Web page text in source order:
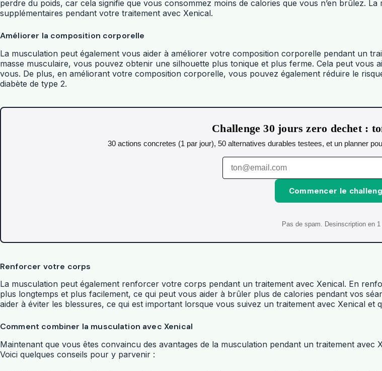
perdre du poids, car cela signifie que vous consommez moins de calories que vous n’en brûlez.
supplémentaires pendant votre traitement avec Xenical.
Améliorer la composition corporelle
La musculation peut également vous aider à améliorer votre composition corporelle pendant un
masse musculaire, vous pouvez obtenir une silhouette plus tonique et plus ferme. Cela peut
vous. De plus, en améliorant votre composition corporelle, vous pouvez également réduire le
diabète de type 2.
Challenge 30 jours zero dechet :
30 actions concretes (1 par jour), 50 alternatives durables testees, et un planner
Commencer le
Pas de spam. Desinscription en 1
Renforcer votre corps
La musculation peut également renforcer votre corps pendant un traitement avec Xenical. En
plus longtemps et plus facilement, ce qui peut vous aider à brûler plus de calories pendant vos
aider à éviter les blessures, ce qui est important lorsque vous suivez un traitement avec Xenical et
Comment combiner la musculation avec Xenical
Maintenant que vous êtes convaincu des avantages de la musculation pendant un traitement
Voici quelques conseils pour y parvenir :